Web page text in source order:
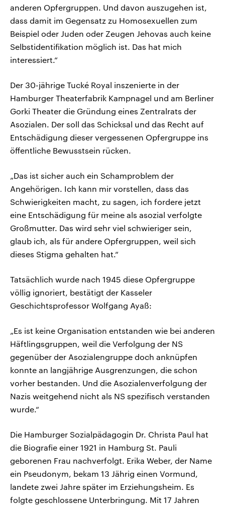
anderen Opfergruppen. Und davon auszugehen ist,
dass damit im Gegensatz zu Homosexuellen zum
Beispiel oder Juden oder Zeugen Jehovas auch keine
Selbstidentifikation möglich ist. Das hat mich
interessiert.“
Der 30-jährige Tucké Royal inszenierte in der
Hamburger Theaterfabrik Kampnagel und am Berliner
Gorki Theater die Gründung eines Zentralrats der
Asozialen. Der soll das Schicksal und das Recht auf
Entschädigung dieser vergessenen Opfergruppe ins
öffentliche Bewusstsein rücken.
„Das ist sicher auch ein Schamproblem der
Angehörigen. Ich kann mir vorstellen, dass das
Schwierigkeiten macht, zu sagen, ich fordere jetzt
eine Entschädigung für meine als asozial verfolgte
Großmutter. Das wird sehr viel schwieriger sein,
glaub ich, als für andere Opfergruppen, weil sich
dieses Stigma gehalten hat.“
Tatsächlich wurde nach 1945 diese Opfergruppe
völlig ignoriert, bestätigt der Kasseler
Geschichtsprofessor Wolfgang Ayaß:
„Es ist keine Organisation entstanden wie bei anderen
Häftlingsgruppen, weil die Verfolgung der NS
gegenüber der Asozialengruppe doch anknüpfen
konnte an langjährige Ausgrenzungen, die schon
vorher bestanden. Und die Asozialenverfolgung der
Nazis weitgehend nicht als NS spezifisch verstanden
wurde.“
Die Hamburger Sozialpädagogin Dr. Christa Paul hat
die Biografie einer 1921 in Hamburg St. Pauli
geborenen Frau nachverfolgt. Erika Weber, der Name
ein Pseudonym, bekam 13 Jährig einen Vormund,
landete zwei Jahre später im Erziehungsheim. Es
folgte geschlossene Unterbringung. Mit 17 Jahren